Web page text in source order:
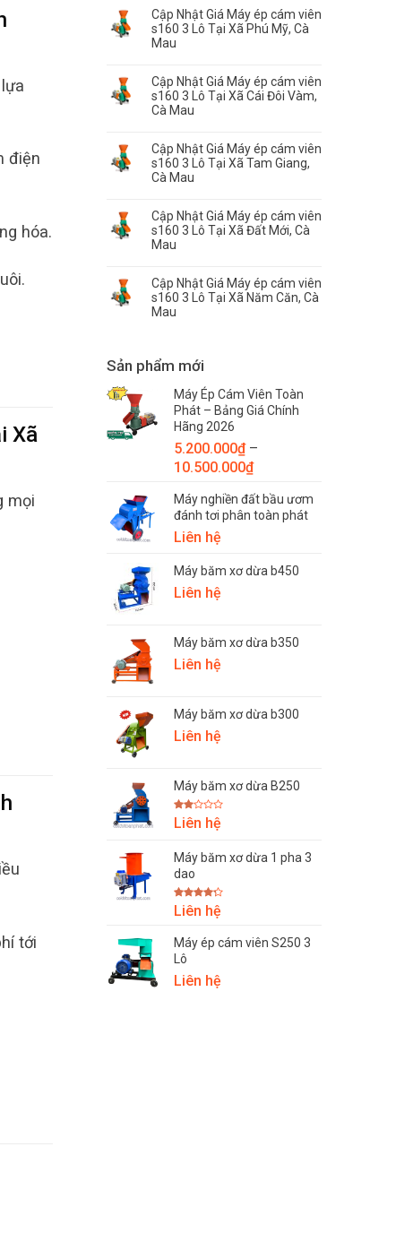
điện
hóa.
Xã
mọi
tới
Cập Nhật Giá Máy ép cám viên
s160 3 Lô Tại Xã Phú Mỹ, Cà
Mau
Cập Nhật Giá Máy ép cám viên
s160 3 Lô Tại Xã Cái Đôi Vàm,
Cà Mau
Cập Nhật Giá Máy ép cám viên
s160 3 Lô Tại Xã Tam Giang,
Cà Mau
Cập Nhật Giá Máy ép cám viên
s160 3 Lô Tại Xã Đất Mới, Cà
Mau
Cập Nhật Giá Máy ép cám viên
s160 3 Lô Tại Xã Năm Căn, Cà
Mau
Sản phẩm mới
Máy Ép Cám Viên Toàn
Phát – Bảng Giá Chính
Hãng 2026
5.200.000₫ –
10.500.000₫Khoảng
từ
5.200.000₫
Máy nghiền đất bầu ươm
đánh tơi phân toàn phát
Liên hệ
Máy băm xơ dừa b450
Liên hệ
Máy băm xơ dừa b350
Liên hệ
Máy băm xơ dừa b300
Liên hệ
Máy băm xơ dừa B250
Được
xếp
5
sao
Liên hệ
Máy băm xơ dừa 1 pha 3
dao
Được
xếp hạng
sao
Liên hệ
Máy ép cám viên S250 3
Lô
Liên hệ